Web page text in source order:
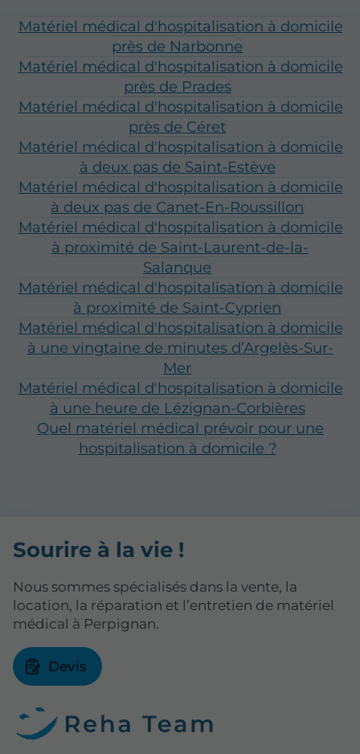
Matériel médical d'hospitalisation à domicile
près de Narbonne
Matériel médical d'hospitalisation à domicile
près de Prades
Matériel médical d'hospitalisation à domicile
près de Céret
Matériel médical d'hospitalisation à domicile
à deux pas de Saint-Estève
Matériel médical d'hospitalisation à domicile
à deux pas de Canet-En-Roussillon
Matériel médical d'hospitalisation à domicile
à proximité de Saint-Laurent-de-la-
Salanque
Matériel médical d'hospitalisation à domicile
à proximité de Saint-Cyprien
Matériel médical d'hospitalisation à domicile
à une vingtaine de minutes d’Argelès-Sur-
Mer
Matériel médical d'hospitalisation à domicile
à une heure de Lézignan-Corbières
Quel matériel médical prévoir pour une
hospitalisation à domicile ?
Sourire à la vie !
Nous sommes spécialisés dans la vente, la
location, la réparation et l’entretien de matériel
médical à Perpignan.
Devis